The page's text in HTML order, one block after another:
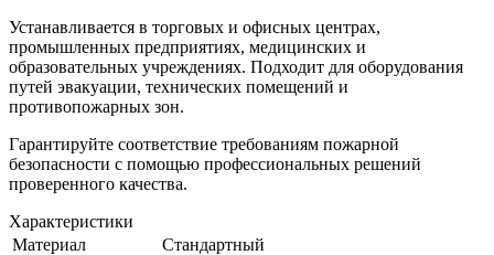
Устанавливается в торговых и офисных центрах,
промышленных предприятиях, медицинских и
образовательных учреждениях. Подходит для оборудования
путей эвакуации, технических помещений и
противопожарных зон.
Гарантируйте соответствие требованиям пожарной
безопасности с помощью профессиональных решений
проверенного качества.
Характеристики
Материал
Стандартный